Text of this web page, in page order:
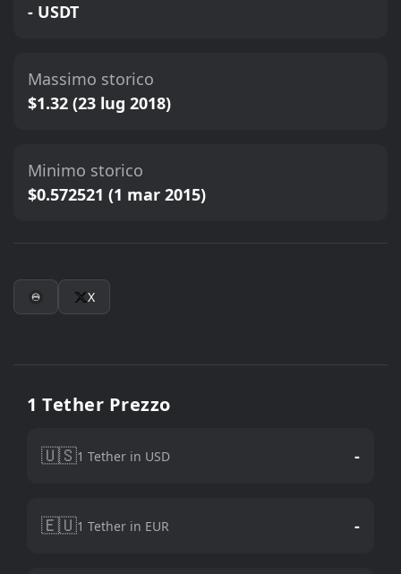
- USDT
Massimo storico
$1.32 (23 lug 2018)
Minimo storico
$0.572521 (1 mar 2015)
X
1 Tether Prezzo
🇺🇸1 Tether in USD -
🇪🇺1 Tether in EUR -